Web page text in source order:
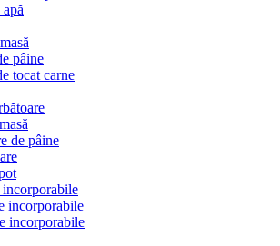
pâine
tocat carne
de pâine
incorporabile
incorporabile
incorporabile